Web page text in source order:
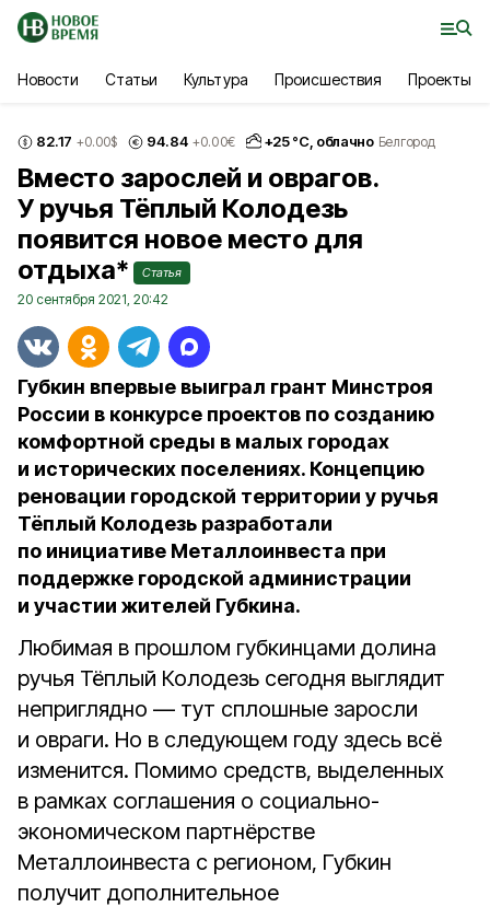
Новости Статьи Культура Происшествия Проекты
82.17 +0.00$ 94.84 +0.00€ +25°С, облачно Белгород
Вместо зарослей и оврагов.
У ручья Тёплый Колодезь
появится новое место для
отдыха*
Статья
20 сентября 2021, 20:42
Губкин впервые выиграл грант Минстроя
России в конкурсе проектов по созданию
комфортной среды в малых городах
и исторических поселениях. Концепцию
реновации городской территории у ручья
Тёплый Колодезь разработали
по инициативе Металлоинвеста при
поддержке городской администрации
и участии жителей Губкина.
Любимая в прошлом губкинцами долина
ручья Тёплый Колодезь сегодня выглядит
неприглядно — тут сплошные заросли
и овраги. Но в следующем году здесь всё
изменится. Помимо средств, выделенных
в рамках соглашения о социально-
экономическом партнёрстве
Металлоинвеста с регионом, Губкин
получит дополнительное